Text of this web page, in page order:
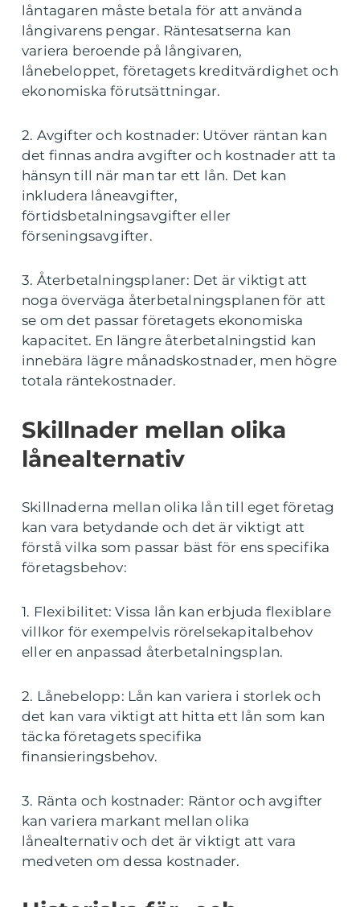
låntagaren måste betala för att använda
långivarens pengar. Räntesatserna kan
variera beroende på långivaren,
lånebeloppet, företagets kreditvärdighet och
ekonomiska förutsättningar.
2. Avgifter och kostnader: Utöver räntan kan
det finnas andra avgifter och kostnader att ta
hänsyn till när man tar ett lån. Det kan
inkludera låneavgifter,
förtidsbetalningsavgifter eller
förseningsavgifter.
3. Återbetalningsplaner: Det är viktigt att
noga överväga återbetalningsplanen för att
se om det passar företagets ekonomiska
kapacitet. En längre återbetalningstid kan
innebära lägre månadskostnader, men högre
totala räntekostnader.
Skillnader mellan olika
lånealternativ
Skillnaderna mellan olika lån till eget företag
kan vara betydande och det är viktigt att
förstå vilka som passar bäst för ens specifika
företagsbehov:
1. Flexibilitet: Vissa lån kan erbjuda flexiblare
villkor för exempelvis rörelsekapitalbehov
eller en anpassad återbetalningsplan.
2. Lånebelopp: Lån kan variera i storlek och
det kan vara viktigt att hitta ett lån som kan
täcka företagets specifika
finansieringsbehov.
3. Ränta och kostnader: Räntor och avgifter
kan variera markant mellan olika
lånealternativ och det är viktigt att vara
medveten om dessa kostnader.